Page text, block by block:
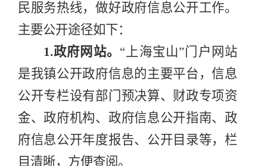
民服务热线，做好政府信息公开工作。
主要公开途径如下：
1.政府网站。 “ 上海宝山”门户网站
是我镇公开政府信息的主要平台，信息
公开专栏设有部门预决算、财政专项资
金、政府机构、政府信息公开指南、政
府信息公开年度报告、公开目录等，栏
目清晰，方便查阅。